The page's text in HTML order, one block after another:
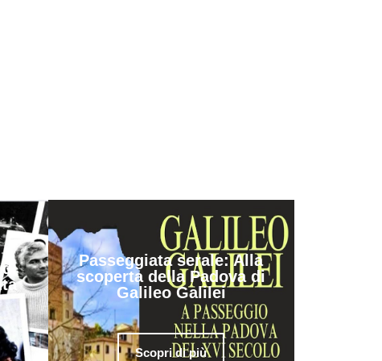
di
Passeggiata serale: Alla
scoperta della Padova di
Galileo Galilei
Scopri di più